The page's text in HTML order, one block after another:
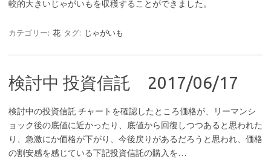
較的大きいじゃがいもを収穫することができました。
カテゴリー: 花 タグ: じゃがいも
検討中 投資信託 2017/06/17
検討中の投資信託 チャートを確認したところ価格が、リーマンシ
ョック後の底値に近かったり、底値から回復しつつあると思われた
り、急激にか価格が下がり、今後戻りがあるだろうと思われ、価格
の割安感を感じている下記投資信託の購入を…